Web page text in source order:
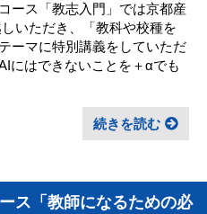
ース「教志入門」では京都産
いただき、「教科や校種を
ーマに特別講義をしていただ
にはできないことを＋αでも
続きを読む
ス「教師になるための必